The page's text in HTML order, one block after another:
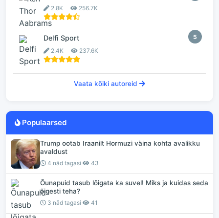
2.8K 256.7K
5
Delfi Sport
2.4K 237.6K
Vaata kõiki autoreid
Populaarsed
Trump ootab Iraanilt Hormuzi väina kohta avalikku
avaldust
4 näd tagasi 43
Õunapuid tasub lõigata ka suvel! Miks ja kuidas seda
õigesti teha?
3 näd tagasi 41